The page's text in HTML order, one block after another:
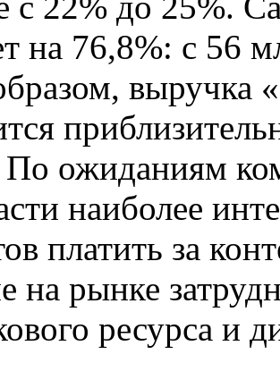
на 76,8%: с 56
выручка
По ожиданиям
наиболее
платить за
на рынке
ресурса и